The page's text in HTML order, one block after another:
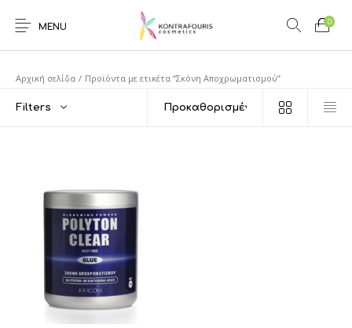
MENU
0
Αρχική σελίδα / Προϊόντα με ετικέτα “Σκόνη Αποχρωματισμού”
Filters